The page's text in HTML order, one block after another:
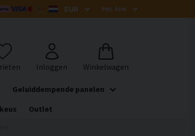
Geluiddempende panelen
Outlet